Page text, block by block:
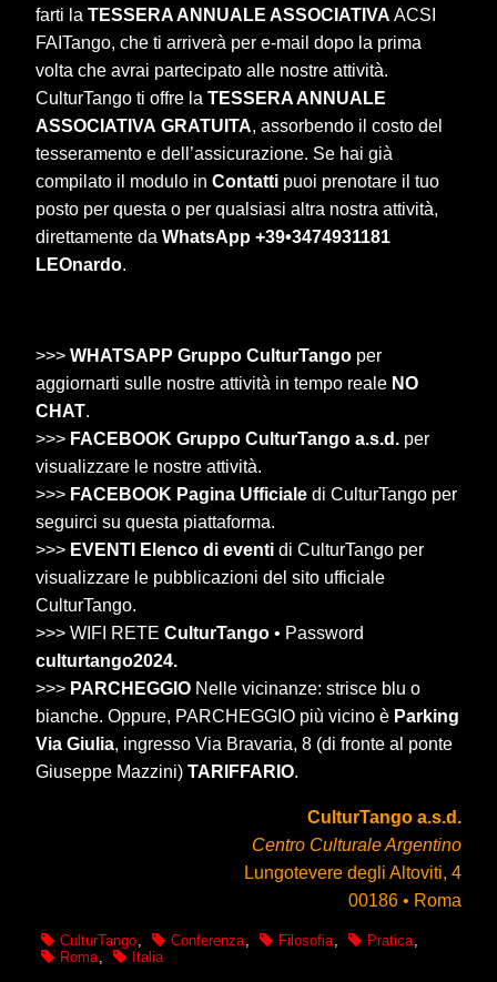
farti laTESSERA ANNUALE ASSOCIATIVA ACSI
FAITango, che ti arriverà per e-mail dopo la prima
volta che avrai partecipato alle nostre attività.
CulturTango ti offre laTESSERA ANNUALE
ASSOCIATIVA GRATUITA, assorbendo il costo del
tesseramento e dell’assicurazione. Se hai già
compilato il modulo inContatti puoi prenotare il tuo
posto per questa o per qualsiasi altra nostra attività,
direttamente da WhatsApp +39•3474931181
LEOnardo.
>>>WHATSAPP Gruppo CulturTango per
aggiornarti sulle nostre attività in tempo reale NO
CHAT.
>>> FACEBOOK Gruppo CulturTango a.s.d. per
visualizzare le nostre attività.
>>> FACEBOOK Pagina Ufficiale di CulturTango per
seguirci su questa piattaforma.
>>> EVENTI Elenco di eventi di CulturTango per
visualizzare le pubblicazioni del sito ufficiale
CulturTango.
>>> WIFI RETECulturTango • Password
culturtango2024.
>>> PARCHEGGIO Nelle vicinanze: strisce blu o
bianche. Oppure, PARCHEGGIO più vicino è Parking
Via Giulia, ingresso Via Bravaria, 8 (di fronte al ponte
Giuseppe Mazzini)TARIFFARIO.
CulturTango a.s.d.
Centro Culturale Argentino
Lungotevere degli Altoviti, 4
00186 • Roma
CulturTango, Conferenza, Filosofia, Pratica,
Roma, Italia